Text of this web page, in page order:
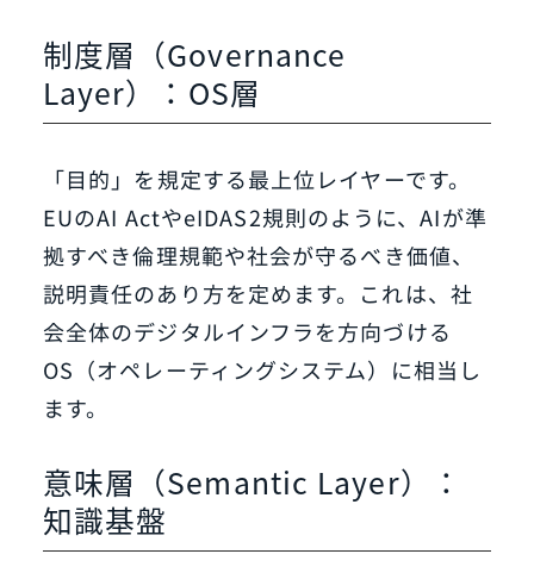
制度層（Governance
Layer）：OS層
「目的」を規定する最上位レイヤーです。
EUのAI ActやeIDAS2規則のように、AIが準
拠すべき倫理規範や社会が守るべき価値、
説明責任のあり方を定めます。これは、社
会全体のデジタルインフラを方向づける
OS（オペレーティングシステム）に相当し
ます。
意味層（Semantic Layer）：
知識基盤